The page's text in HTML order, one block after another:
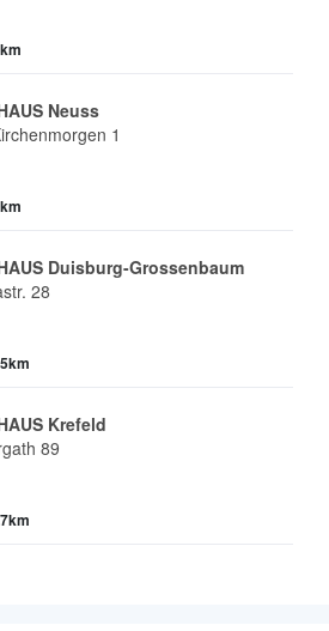
Neuss
1
Duisburg-Grossenbaum
28
Krefeld
89